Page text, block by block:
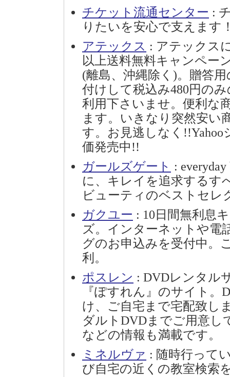
チケット流通センター :
りたいを安心で支えます
アテックス : アテックス
以上送料無料キャンペー
(離島、沖縄除く)。贈答
付けして税込み480円の
利用下さいませ。便利な
ます。いきなり突然安い
す。お見逃しなく
価発売中!!
ガールズゲート :
に、キレイを追求するす
ビューティのベストセレ
ガクユー : 10日間無利息
ズ。インターネットや電
グのお申込みを受付中。
利。
ポスレン : DVDレンタル
『ぽすれん』のサイト
け、ご自宅まで宅配致し
ダルトDVDまでご用意
などの情報も満載です。
ミネルヴァ : 随時行って
び自宅の近くの教室検索